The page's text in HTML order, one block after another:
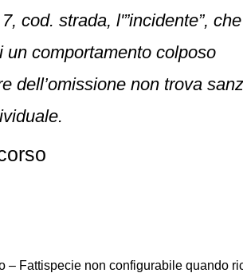
cod. strada, l'”incidente”, che
un comportamento colposo
dell’omissione non trova
Fattispecie non configurabile quando